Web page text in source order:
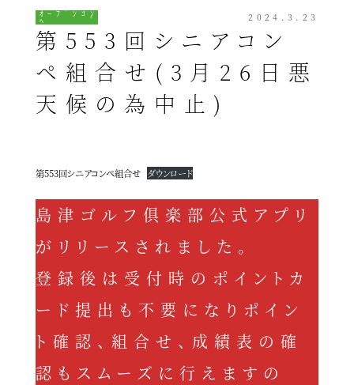
ｵｰﾌﾟﾝｺﾝ
ﾍﾟ
第553回シニアコン
ペ組合せ(3月26日悪
天候の為中止)
2024.3.23
第553回シニアコンペ組合せ ダウンロード
島津ゴルフ俱楽部公式アプリ
がリリースされました。
登録後は受付時のポイントカ
ード提出も不要になりポイン
ト確認、組合せ、成績表の確
認もスムーズに行えますの